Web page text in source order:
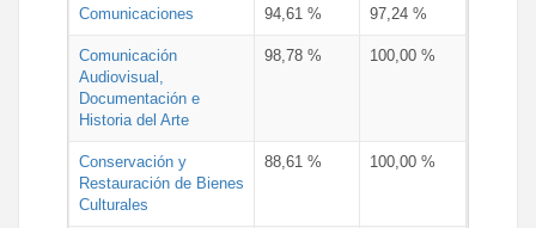
Comunicaciones 94,61 % 97,24 %
Comunicación
Audiovisual,
Documentación e
Historia del Arte
98,78 % 100,00 %
Conservación y
Restauración de Bienes
Culturales
88,61 % 100,00 %